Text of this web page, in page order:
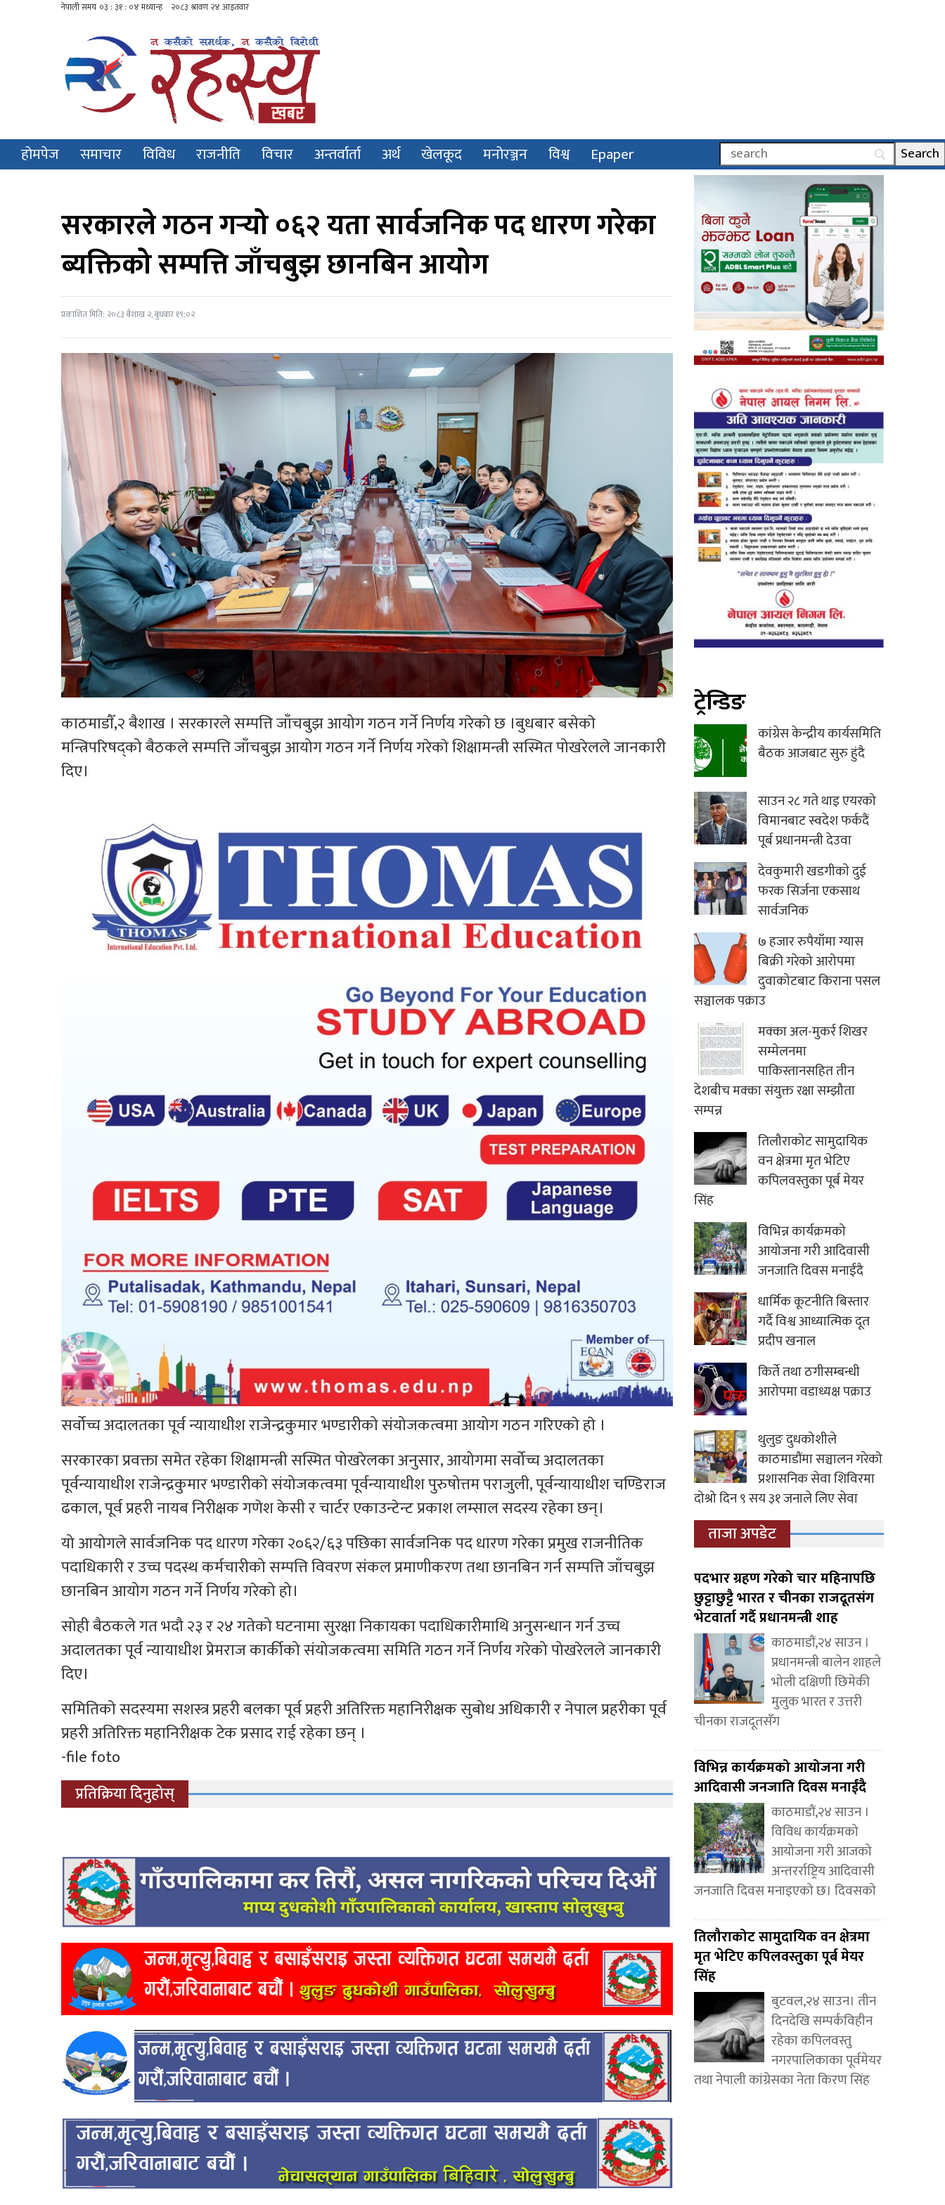
होमपेज समाचार विविध राजनीति विचार अन्तर्वार्ता अर्थ खेलकूद मनोरञ्जन विश्व Epaper
सरकारले गठन गर्‍यो ०६२ यता सार्वजनिक पद धारण गरेका
ब्यक्तिको सम्पत्ति जाँचबुझ छानबिन आयोग
प्रकाशित मिति: २०८३ बैशाख २, बुधबार १९:०२
काठमाडाैँ,२ बैशाख । सरकारले सम्पत्ति जाँचबुझ आयोग गठन गर्ने निर्णय गरेकाे छ ।बुधबार बसेकाे
मन्त्रिपरिषद्को बैठकले सम्पत्ति जाँचबुझ आयोग गठन गर्ने निर्णय गरेकाे शिक्षामन्त्री सस्मित पोखरेलले जानकारी
दिए।
सर्वोच्च अदालतका पूर्व न्यायाधीश राजेन्द्रकुमार भण्डारीको संयोजकत्वमा आयोग गठन गरिएकाे हाे ।
सरकारका प्रवक्ता समेत रहेका शिक्षामन्त्री सस्मित पोखरेलका अनुसार, आयोगमा सर्वोच्च अदालतका
पूर्वन्यायाधीश राजेन्द्रकुमार भण्डारीको संयोजकत्वमा पूर्वन्यायाधीश पुरुषोत्तम पराजुली, पूर्वन्यायाधीश चण्डिराज
ढकाल, पूर्व प्रहरी नायब निरीक्षक गणेश केसी र चार्टर एकाउन्टेन्ट प्रकाश लम्साल सदस्य रहेका छन्।
यो आयोगले सार्वजनिक पद धारण गरेका २०६२/६३ पछिका सार्वजनिक पद धारण गरेका प्रमुख राजनीतिक
पदाधिकारी र उच्च पदस्थ कर्मचारीको सम्पत्ति विवरण संकल प्रमाणीकरण तथा छानबिन गर्न सम्पत्ति जाँचबुझ
छानबिन आयोग गठन गर्ने निर्णय गरेको हो।
सोही बैठकले गत भदौ २३ र २४ गतेको घटनामा सुरक्षा निकायका पदाधिकारीमाथि अनुसन्धान गर्न उच्च
अदालतका पूर्व न्यायाधीश प्रेमराज कार्कीको संयोजकत्वमा समिति गठन गर्ने निर्णय गरेको पोखरेलले जानकारी
दिए।
समितिको सदस्यमा सशस्त्र प्रहरी बलका पूर्व प्रहरी अतिरिक्त महानिरीक्षक सुबोध अधिकारी र नेपाल प्रहरीका पूर्व
प्रहरी अतिरिक्त महानिरीक्षक टेक प्रसाद राई रहेका छन् ।
-file foto
प्रतिक्रिया दिनुहोस्
ट्रेन्डिङ
कांग्रेस केन्द्रीय कार्यसमिति
बैठक आजबाट सुरु हुंदै
साउन २८ गते थाइ एयरको
विमानबाट स्वदेश फर्कदैं
पूर्ब प्रधानमन्त्री देउवा
देवकुमारी खडगीकाे दुई
फरक सिर्जना एकसाथ
सार्वजनिक
७ हजार रुपैयाँमा ग्यास
बिक्री गरेको आरोपमा
दुवाकोटबाट किराना पसल
सञ्चालक पक्राउ
मक्का अल-मुकर्र शिखर
सम्मेलनमा
पाकिस्तानसहित तीन
देशबीच मक्का संयुक्त रक्षा सम्झौता
सम्पन्न
तिलौराकोट सामुदायिक
वन क्षेत्रमा मृत भेटिए
कपिलवस्तुका पूर्ब मेयर
सिंह
विभिन्न कार्यक्रमको
आयोजना गरी आदिवासी
जनजाति दिवस मनाईंदै
धार्मिक कूटनीति बिस्तार
गर्दै विश्व आध्यात्मिक दूत
प्रदीप खनाल
किर्ते तथा ठगीसम्बन्धी
आरोपमा वडाध्यक्ष पक्राउ
थुलुङ दुधकोशीले
काठमाडौंमा सञ्चालन गरेको
प्रशासनिक सेवा शिविरमा
दोश्रो दिन ९ सय ३१ जनाले लिए सेवा
ताजा अपडेट
पदभार ग्रहण गरेको चार महिनापछि
छुट्टाछुट्टै भारत र चीनका राजदूतसंग
भेटवार्ता गर्दै प्रधानमन्त्री शाह
काठमाडौं,२४ साउन ।
प्रधानमन्त्री बालेन शाहले
भोली दक्षिणी छिमेकी
मुलुक भारत र उत्तरी
चीनका राजदूतसँग
विभिन्न कार्यक्रमको आयोजना गरी
आदिवासी जनजाति दिवस मनाईंदै
काठमाडौं,२४ साउन ।
विविध कार्यक्रमको
आयोजना गरी आजको
अन्तरर्राष्ट्रिय आदिवासी
जनजाति दिवस मनाइएको छ। दिवसको
तिलौराकोट सामुदायिक वन क्षेत्रमा
मृत भेटिए कपिलवस्तुका पूर्ब मेयर
सिंह
बुटवल,२४ साउन। तीन
दिनदेखि सम्पर्कविहीन
रहेका कपिलवस्तु
नगरपालिकाका पूर्वमेयर
तथा नेपाली कांग्रेसका नेता किरण सिंह